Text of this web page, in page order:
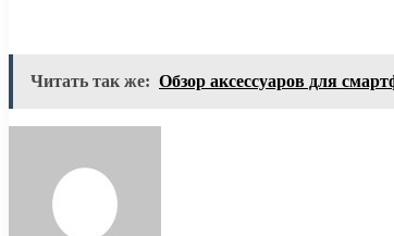
Читать так же: Обзор аксессуаров для